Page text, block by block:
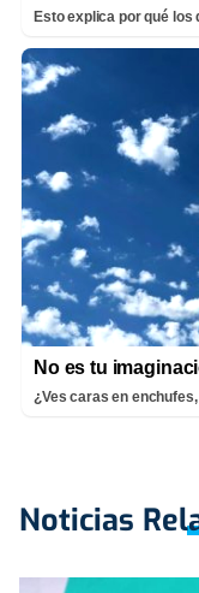
Esto explica por qué los
No es tu
¿Ves caras en
Noticias